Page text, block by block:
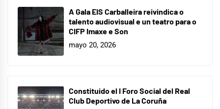
A Gala EIS Carballeira reivindica o
talento audiovisual e un teatro para o
CIFP Imaxe e Son
mayo 20, 2026
Constituido el I Foro Social del Real
Club Deportivo de La Coruña